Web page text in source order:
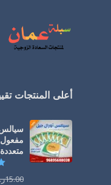
أعلى المنتجات
15.00